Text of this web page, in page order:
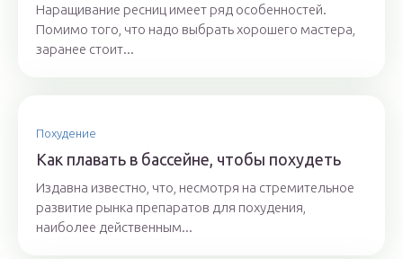
Наращивание ресниц имеет ряд особенностей.
Помимо того, что надо выбрать хорошего мастера,
заранее стоит...
Похудение
Как плавать в бассейне, чтобы похудеть
Издавна известно, что, несмотря на стремительное
развитие рынка препаратов для похудения,
наиболее действенным...